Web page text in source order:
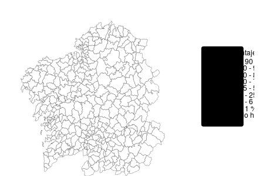
Porcentajes
> 90 %
80 -
70 -
50 -
25 -
6 - 25
1 - 6 %
< 1 %
No hay